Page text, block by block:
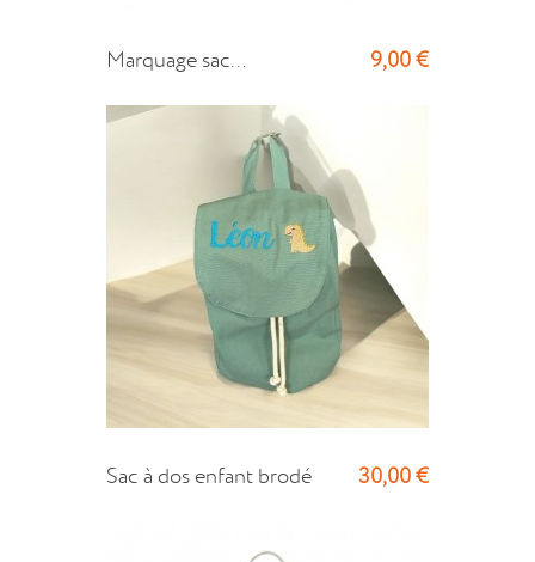
Marquage sac... 9,00 €
Sac à dos enfant brodé 30,00 €